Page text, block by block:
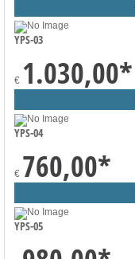
YPS-03
€ 1.030,00*
YPS-04
€ 760,00*
YPS-05